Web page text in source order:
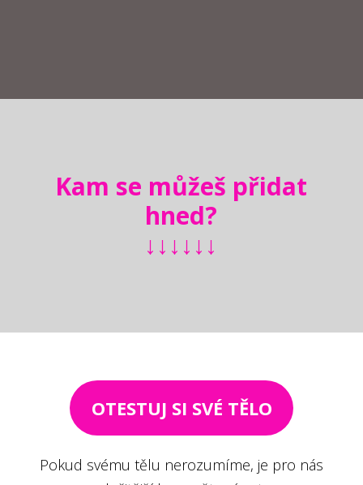
Kam se můžeš přidat
hned?
↓↓↓↓↓↓
OTESTUJ SI SVÉ TĚLO
Pokud svému tělu nerozumíme, je pro nás